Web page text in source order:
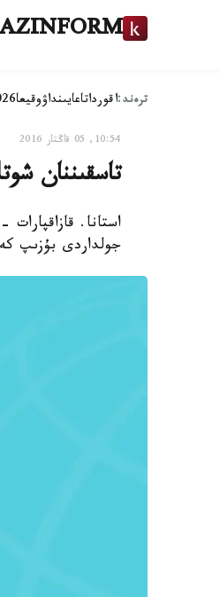
ترەند:اقورداتاعايىنداۋوقيعا2026-
10:54, 05 قاڭتار 2016
تاسقىننان
استانا.
جولداردى بۇزىپ